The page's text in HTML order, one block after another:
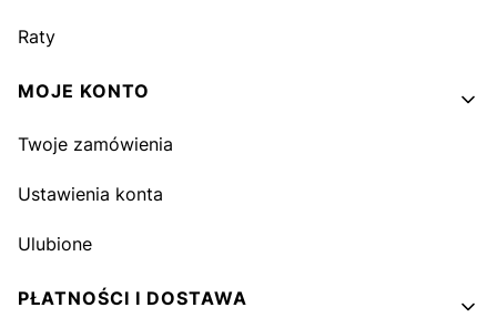
Raty
MOJE KONTO
Twoje zamówienia
Ustawienia konta
Ulubione
PŁATNOŚCI I DOSTAWA